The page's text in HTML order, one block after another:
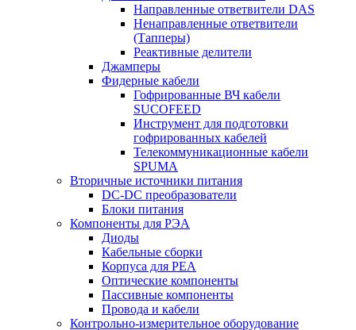
Направленные ответвители DAS
Ненаправленные ответвители
(Тапперы)
Реактивные делители
Джамперы
Фидерные кабели
Гофрированные ВЧ кабели
SUCOFEED
Инструмент для подготовки
гофрированных кабелей
Телекоммуникационные кабели
SPUMA
Вторичные источники питания
DC-DC преобразователи
Блоки питания
Компоненты для РЭА
Диоды
Кабельные сборки
Корпуса для РЕА
Оптические компоненты
Пассивные компоненты
Провода и кабели
Контрольно-измерительное оборудование